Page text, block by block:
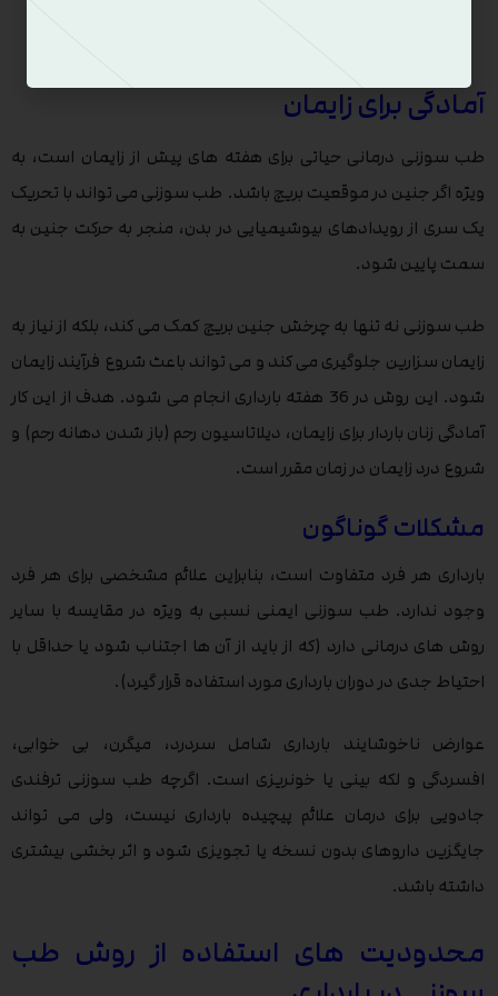
آمادگی برای زایمان
طب سوزنی درمانی حیاتی برای هفته های پیش از زایمان است، به
ویژه اگر جنین در موقعیت بریچ باشد. طب سوزنی می تواند با تحریک
یک سری از رویدادهای بیوشیمیایی در بدن، منجر به حرکت جنین به
سمت پایین شود.
طب سوزنی نه تنها به چرخش جنین بریچ کمک می کند، بلکه از نیاز به
زایمان سزارین جلوگیری می کند و می تواند باعث شروع فرآیند زایمان
شود. این روش در 36 هفته بارداری انجام می شود. هدف از این کار
آمادگی زنان باردار برای زایمان، دیلاتاسیون رحم (باز شدن دهانه رحم) و
شروع درد زایمان در زمان مقرر است.
مشکلات گوناگون
بارداری هر فرد متفاوت است، بنابراین علائم مشخصی برای هر فرد
وجود ندارد. طب سوزنی ایمنی نسبی به ویژه در مقایسه با سایر
روش های درمانی دارد (که از باید از آن ها اجتناب شود یا حداقل با
احتیاط جدی در دوران بارداری مورد استفاده قرار گیرد).
عوارض ناخوشایند بارداری شامل سردرد، میگرن، بی خوابی،
افسردگی و لکه بینی یا خونریزی است. اگرچه طب سوزنی ترفندی
جادویی برای درمان علائم پیچیده بارداری نیست، ولی می تواند
جایگزین داروهای بدون نسخه یا تجویزی شود و اثر بخشی بیشتری
داشته باشد.
محدودیت های استفاده از روش طب